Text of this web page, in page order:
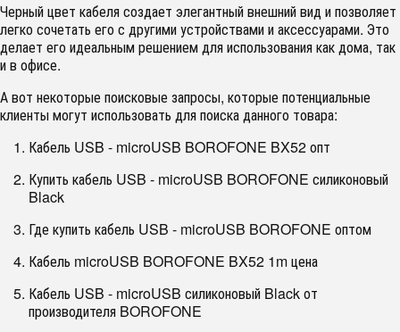
Черный цвет кабеля создает элегантный внешний вид и позволяет
легко сочетать его с другими устройствами и аксессуарами. Это
делает его идеальным решением для использования как дома, так
и в офисе.
А вот некоторые поисковые запросы, которые потенциальные
клиенты могут использовать для поиска данного товара:
Кабель USB - microUSB BOROFONE BX52 опт
Купить кабель USB - microUSB BOROFONE силиконовый
Black
Где купить кабель USB - microUSB BOROFONE оптом
Кабель microUSB BOROFONE BX52 1m цена
Кабель USB - microUSB силиконовый Black от
производителя BOROFONE